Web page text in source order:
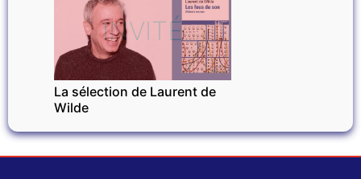
INVITÉ
La sélection de Laurent de
Wilde